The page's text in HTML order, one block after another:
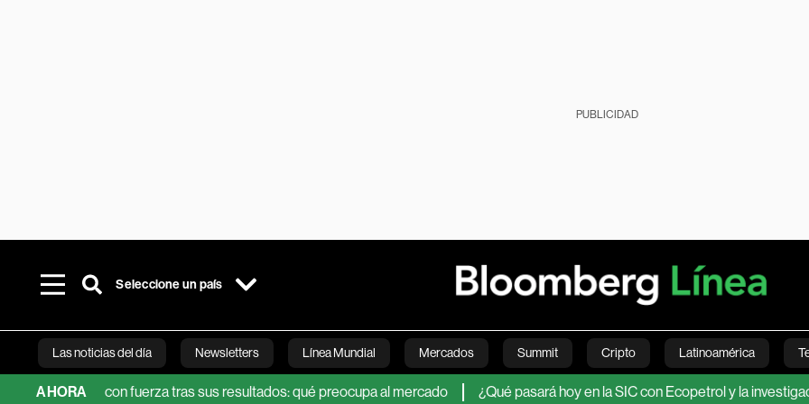
PUBLICIDAD
Seleccione un país
Las noticias del día Newsletters Línea Mundial Mercados Summit Cripto Latinoamérica
Bloomberg Green Economía Estilo de vida Mundo Videos
AHORA
cae con fuerza tras sus resultados: qué preocupa al mercado ¿Qué pasará hoy en la SIC con Ecopetrol y la investigación por